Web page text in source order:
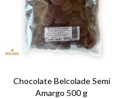
Chocolate Belcolade Semi
Amargo 500 g